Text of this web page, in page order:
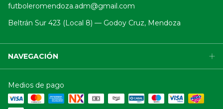
futboleromendoza.adm@gmail.com
Beltrán Sur 423 (Local 8) — Godoy Cruz, Mendoza
NAVEGACIÓN
Medios de pago